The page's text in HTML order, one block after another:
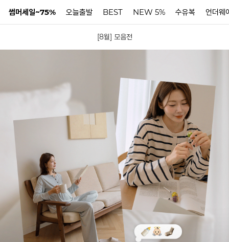
썸머세일~75% 오늘출발 BEST NEW 5% 수유복 언더웨
[8월] 모음전